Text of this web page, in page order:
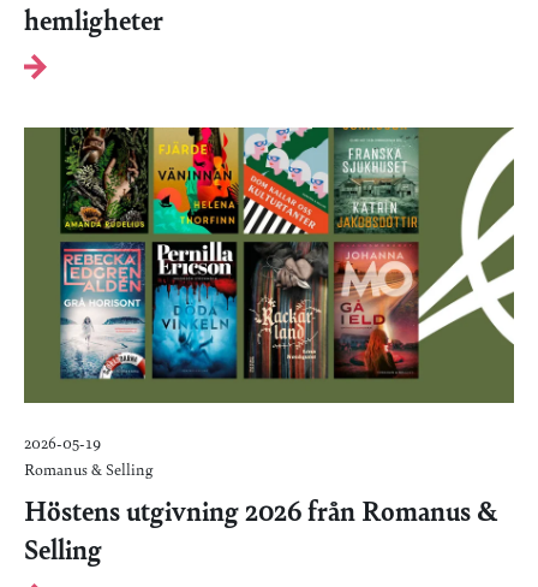
hemligheter
2026-05-19
Romanus & Selling
Höstens utgivning 2026 från Romanus &
Selling